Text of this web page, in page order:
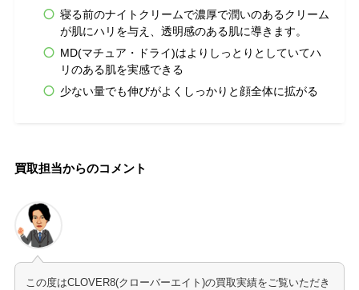
寝る前のナイトクリームで濃厚で潤いのあるクリーム
が肌にハリを与え、透明感のある肌に導きます。
MD(マチュア・ドライ)はよりしっとりとしていてハ
リのある肌を実感できる
少ない量でも伸びがよくしっかりと顔全体に拡がる
買取担当からのコメント
この度はCLOVER8(クローバーエイト)の買取実績をご覧いただき